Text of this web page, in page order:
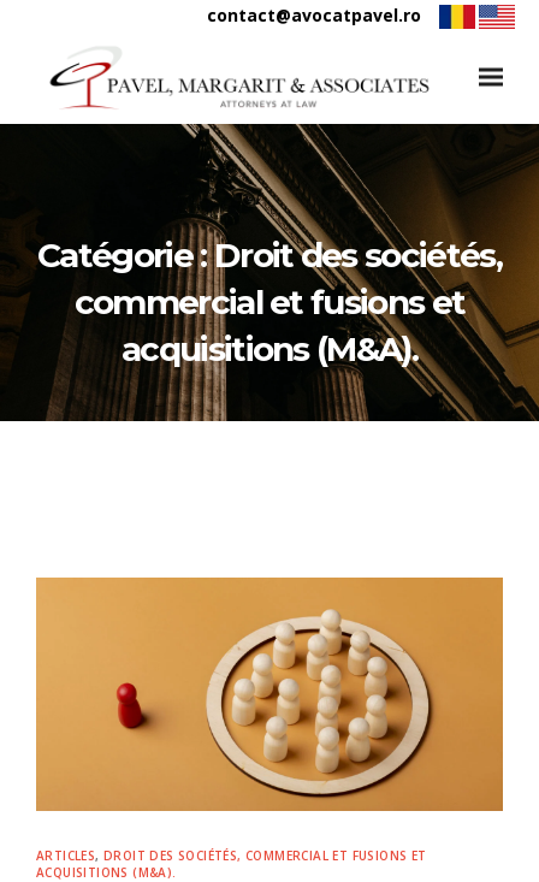
contact@avocatpavel.ro
Catégorie :Droit des sociétés,
commercial et fusions et
acquisitions (M&A).
ARTICLES,DROIT DES SOCIÉTÉS, COMMERCIAL ET FUSIONS ET
ACQUISITIONS (M&A).